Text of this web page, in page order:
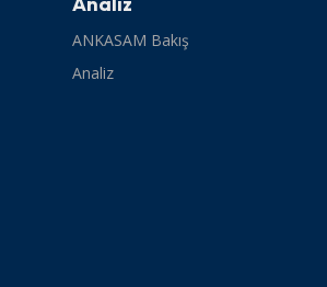
ANKASAM Bakış
Analiz